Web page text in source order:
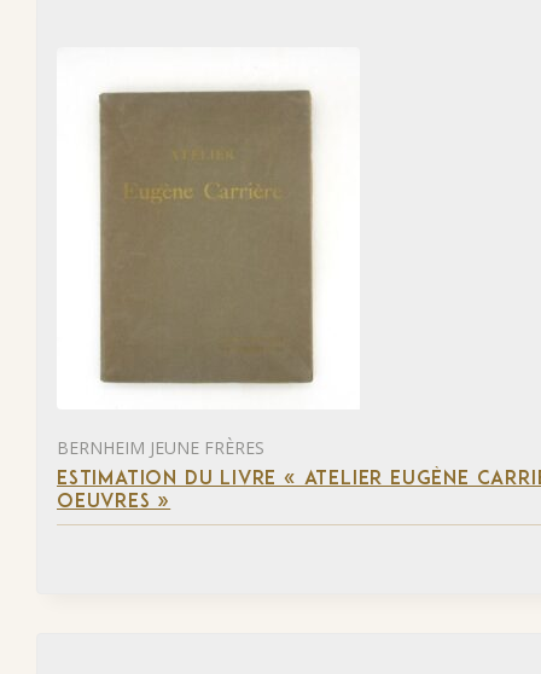
BERNHEIM JEUNE FRÈRES
ESTIMATION DU LIVRE « ATELIER EUGÈNE
OEUVRES »